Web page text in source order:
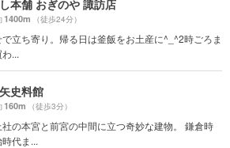
本舗 おぎのや 諏訪店
1400m （徒歩24分）
立ち寄り。帰る日は釜飯をお土産に^_^2時ごろま
...
史料館
160m （徒歩3分）
の本宮と前宮の中間に立つ奇妙な建物。 鎌倉時
代ま...